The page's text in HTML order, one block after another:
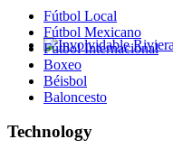
Involvidable Riviera
Fútbol Local
Fútbol Mexicano
Fútbol Internacional
Boxeo
Béisbol
Baloncesto
Technology